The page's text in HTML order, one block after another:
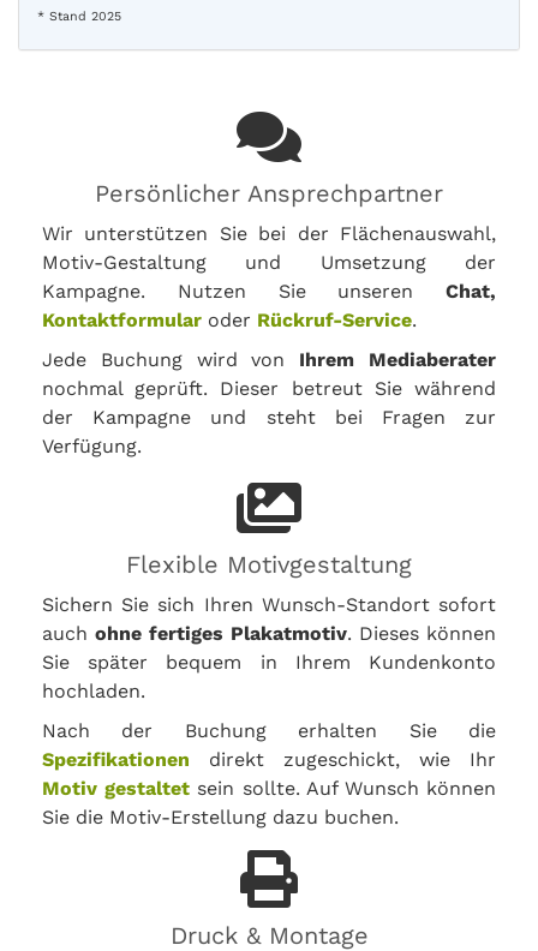
* Stand 2025
Persönlicher Ansprechpartner
Wir unterstützen Sie bei der Flächenauswahl,
Motiv-Gestaltung und Umsetzung der
Kampagne. Nutzen Sie unseren Chat,
Kontaktformular oder Rückruf-Service.
Jede Buchung wird von Ihrem Mediaberater
nochmal geprüft. Dieser betreut Sie während
der Kampagne und steht bei Fragen zur
Verfügung.
Flexible Motivgestaltung
Sichern Sie sich Ihren Wunsch-Standort sofort
auch ohne fertiges Plakatmotiv. Dieses können
Sie später bequem in Ihrem Kundenkonto
hochladen.
Nach der Buchung erhalten Sie die
Spezifikationen direkt zugeschickt, wie Ihr
Motiv gestaltet sein sollte. Auf Wunsch können
Sie die Motiv-Erstellung dazu buchen.
Druck & Montage